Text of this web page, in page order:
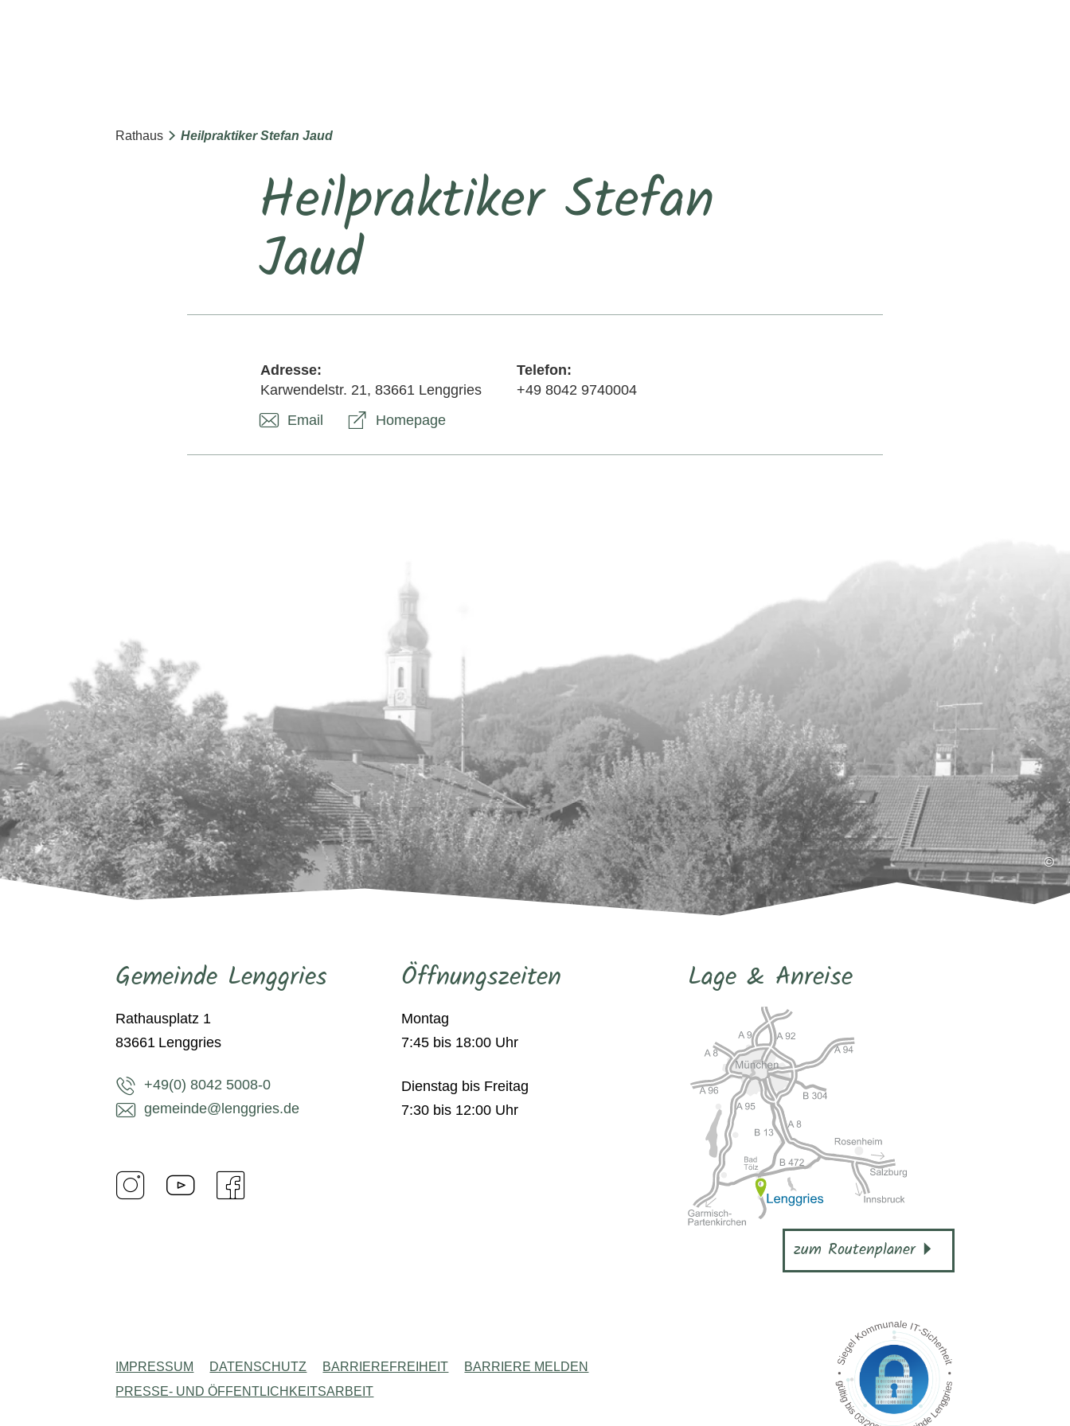
Rathaus Heilpraktiker Stefan Jaud
Heilpraktiker Stefan
Jaud
Adresse:
Karwendelstr. 21, 83661 Lenggries
Telefon:
+49 8042 9740004
Email
Homepage
©
Gemeinde Lenggries
Rathausplatz 1
83661 Lenggries
+49(0) 8042 5008-0
gemeinde@lenggries.de
Öffnungszeiten
Montag
7:45 bis 18:00 Uhr
Dienstag bis Freitag
7:30 bis 12:00 Uhr
Lage & Anreise
zum Routenplaner
IMPRESSUM DATENSCHUTZ BARRIEREFREIHEIT
BARRIERE MELDEN
PRESSE- UND ÖFFENTLICHKEITSARBEIT